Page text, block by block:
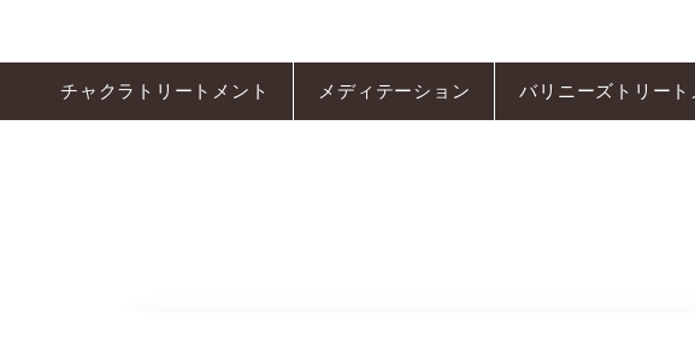
チャクラトリートメント メディテーション バリニーズトリート